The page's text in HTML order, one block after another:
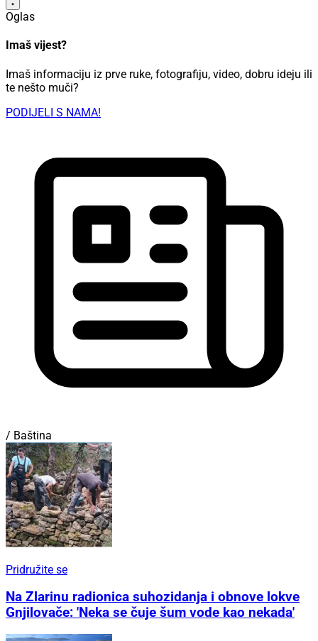
Oglas
Imaš vijest?
Imaš informaciju iz prve ruke, fotografiju, video, dobru ideju ili
te nešto muči?
PODIJELI S NAMA!
/ Baština
Pridružite se
Na Zlarinu radionica suhozidanja i obnove lokve
Gnjilovače: 'Neka se čuje šum vode kao nekada'